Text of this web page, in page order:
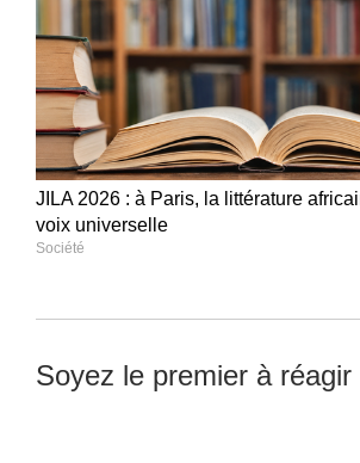
JILA 2026 : à Paris, la littérature
voix universelle
Société
Soyez le premier à réagir